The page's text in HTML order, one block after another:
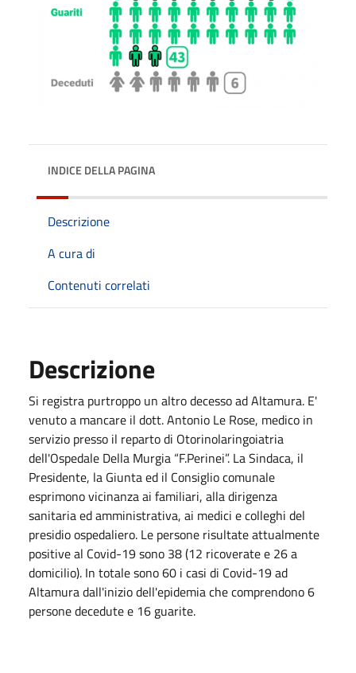
INDICE DELLA PAGINA
Descrizione
A cura di
Contenuti correlati
Descrizione
Si registra purtroppo un altro decesso ad Altamura. E'
venuto a mancare il dott. Antonio Le Rose, medico in
servizio presso il reparto di Otorinolaringoiatria
dell'Ospedale Della Murgia “F.Perinei”. La Sindaca, il
Presidente, la Giunta ed il Consiglio comunale
esprimono vicinanza ai familiari, alla dirigenza
sanitaria ed amministrativa, ai medici e colleghi del
presidio ospedaliero. Le persone risultate attualmente
positive al Covid-19 sono 38 (12 ricoverate e 26 a
domicilio). In totale sono 60 i casi di Covid-19 ad
Altamura dall'inizio dell'epidemia che comprendono 6
persone decedute e 16 guarite.